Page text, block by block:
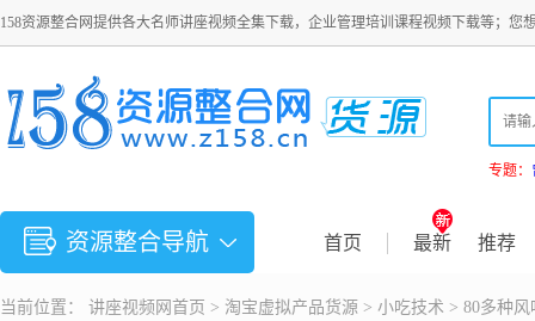
158资源整合网提供各大名师讲座视频全集下载，企业管理培训课程视频下载等；您
专题：
资源整合导航 首页 最新 推荐
当前位置： 讲座视频 网首页 > 淘宝虚拟产品货源 > 小吃技术 > 80多种